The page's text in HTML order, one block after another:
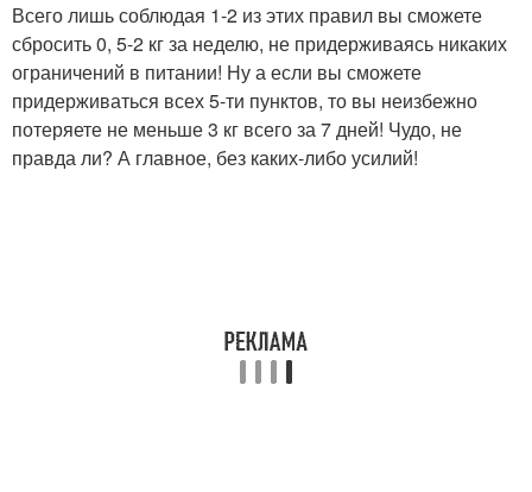
Всего лишь соблюдая 1-2 из этих правил вы сможете
сбросить 0, 5-2 кг за неделю, не придерживаясь никаких
ограничений в питании! Ну а если вы сможете
придерживаться всех 5-ти пунктов, то вы неизбежно
потеряете не меньше 3 кг всего за 7 дней! Чудо, не
правда ли? А главное, без каких-либо усилий!